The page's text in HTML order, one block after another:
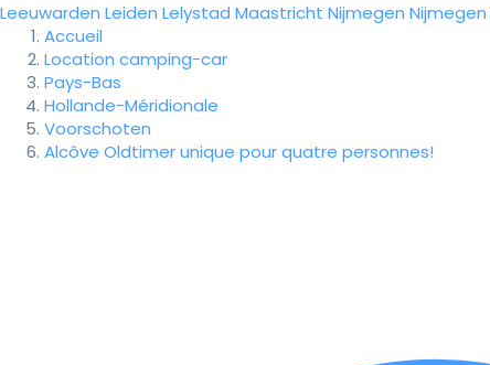
Leeuwarden Leiden Lelystad Maastricht Nijmegen Nijmegen
Accueil
Location camping-car
Pays-Bas
Hollande-Méridionale
Voorschoten
Alcôve Oldtimer unique pour quatre personnes!